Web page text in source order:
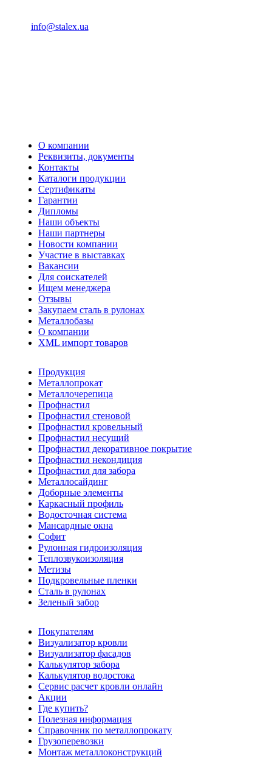
info@stalex.ua
О компании
Реквизиты, документы
Контакты
Каталоги продукции
Сертификаты
Гарантии
Дипломы
Наши объекты
Наши партнеры
Новости компании
Участие в выставках
Вакансии
Для соискателей
Ищем менеджера
Отзывы
Закупаем сталь в рулонах
Металлобазы
О компании
XML импорт товаров
Продукция
Металлопрокат
Металлочерепица
Профнастил
Профнастил стеновой
Профнастил кровельный
Профнастил несущий
Профнастил декоративное покрытие
Профнастил некондиция
Профнастил для забора
Металлосайдинг
Доборные элементы
Каркасный профиль
Водосточная система
Мансардные окна
Софит
Рулонная гидроизоляция
Теплозвукоизоляция
Метизы
Подкровельные пленки
Сталь в рулонах
Зеленый забор
Покупателям
Визуализатор кровли
Визуализатор фасадов
Калькулятор забора
Калькулятор водостока
Сервис расчет кровли онлайн
Акции
Где купить?
Полезная информация
Справочник по металлопрокату
Грузоперевозки
Монтаж металлоконструкций